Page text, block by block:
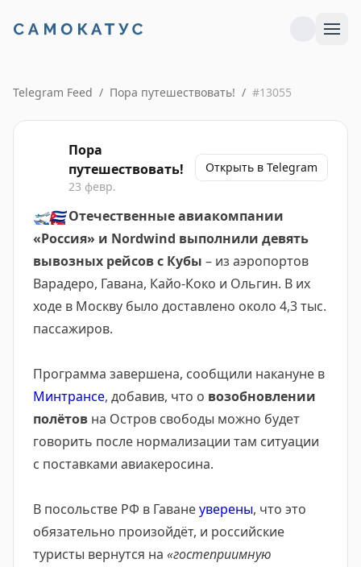
Telegram Feed / Пора путешествовать! / #13055
Пора
путешествовать!
23 февр.
Открыть в Telegram
🛫🇨🇺Отечественные авиакомпании
«Россия» и Nordwind выполнили девять
вывозных рейсов с Кубы – из аэропортов
Варадеро, Гавана, Кайо-Коко и Ольгин. В их
ходе в Москву было доставлено около 4,3 тыс.
пассажиров.
Программа завершена, сообщили накануне в
Минтрансе, добавив, что о возобновлении
полётов на Остров свободы можно будет
говорить после нормализации там ситуации
с поставками авиакеросина.
В посольстве РФ в Гаванеуверены, что это
обязательно произойдёт, и российские
туристы вернутся на «гостеприимную